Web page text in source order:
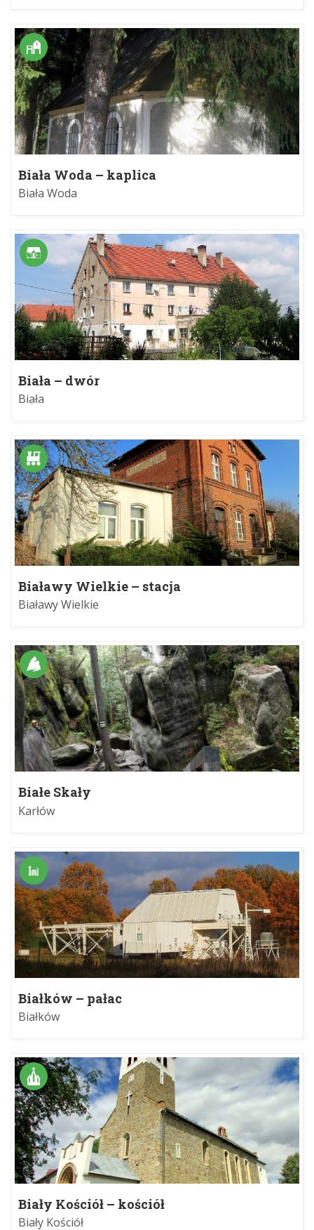
Biała Woda – kaplica
Biała Woda
Biała – dwór
Biała
Białawy Wielkie – stacja
Białawy Wielkie
Białe Skały
Karłów
Białków – pałac
Białków
Biały Kościół – kościół
Biały Kościół